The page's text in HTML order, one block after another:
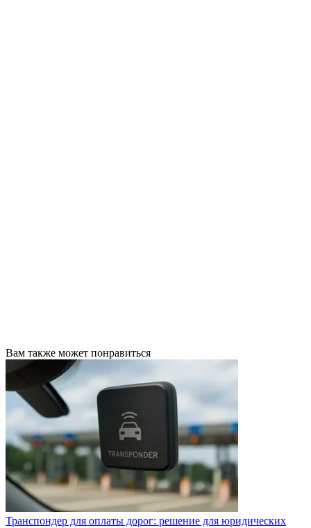
Вам также может понравиться
Транспондер для оплаты дорог: решение для юридических